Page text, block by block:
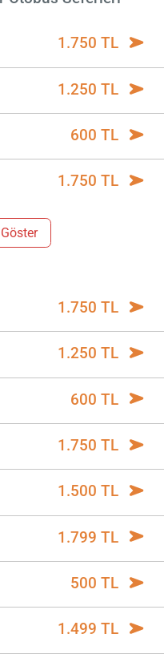
1.750 TL
1.250 TL
600 TL
1.750 TL
1.750 TL
1.250 TL
600 TL
1.750 TL
1.500 TL
1.799 TL
500 TL
1.499 TL